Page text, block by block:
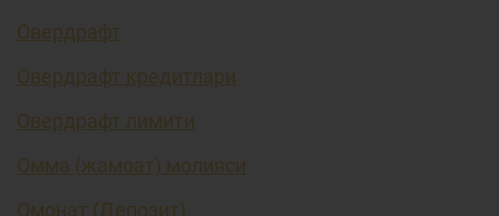
Овердрафт
Овердрафт кредитлари
Овердрафт лимити
Омма (жамоат) молияси
Омонат (Депозит)